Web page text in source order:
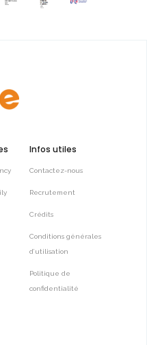
Infos utiles
Contactez-nous
Recrutement
Crédits
Conditions générales
d’utilisation
Politique de
confidentialité